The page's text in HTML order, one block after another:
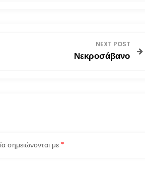
NEXT POST
Νεκροσάβανο
σημειώνονται με *